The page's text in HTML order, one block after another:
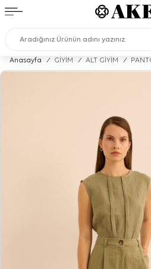
Anasayfa / GİYİM / ALT GİYİM /